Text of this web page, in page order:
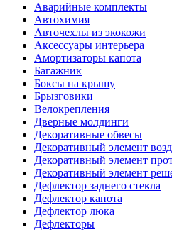
Аварийные комплекты
Автохимия
Авточехлы из экокожи
Аксессуары интерьера
Амортизаторы капота
Багажник
Боксы на крышу
Брызговики
Велокрепления
Дверные молдинги
Декоративные обвесы
Декоративный элемент
Декоративный элемент
Декоративный элемент
Дефлектор заднего стекла
Дефлектор капота
Дефлектор люка
Дефлекторы